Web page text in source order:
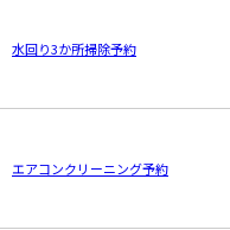
水回り3か所掃除予約
エアコンクリーニング予約